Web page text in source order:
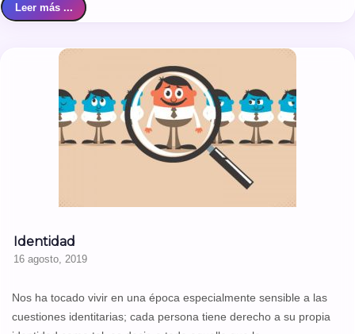
Leer más ...
Identidad
16 agosto, 2019
Nos ha tocado vivir en una época especialmente sensible a las
cuestiones identitarias; cada persona tiene derecho a su propia